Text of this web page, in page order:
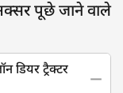
पूछे जाने वाले
डियर ट्रैक्टर